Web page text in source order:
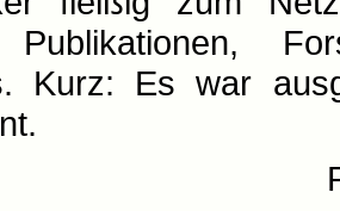
Publikationen,
Kurz: Es war